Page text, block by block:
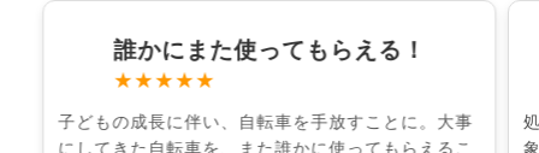
誰かにまた使ってもらえる！
★★★★★
子どもの成長に伴い、自転車を手放すことに。大事
にしてきた自転車を、また誰かに使ってもらえるこ